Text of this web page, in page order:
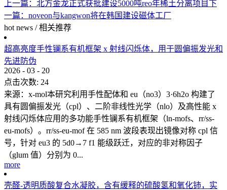
上一篇： 北方金龙正式获批建设5000吨reo年稀土分离项目下
一篇： noveon与kangwon将在韩国建设磁体工厂
hot news / 相关推荐
超高亮度手性镧系有机框架 x 射线闪烁体，用于圆偏振发光和
先进防伪
2026 - 03 - 20
点击次数: 24
来源：x-mol本研究利用手性配体和 eu（no3）3·6h2o 构建了
具有圆偏振发光（cpl）、二阶非线性光学（nlo）及高性能 x
射线闪烁体应用的多功能手性镧系有机框架（ln-mofs、rr/ss-
eu-mofs）。rr/ss-eu-mof 在 585 nm 波段表现出镜像对称 cpl 信
号，针对 eu3 的 5d0→7 f1 能级跃迁，对应的非对称因子
（glum 值）分别为 0...
more
壳醛-透明质酸复合水凝胶，含有缓释的硫酸氢和氧化铈，实